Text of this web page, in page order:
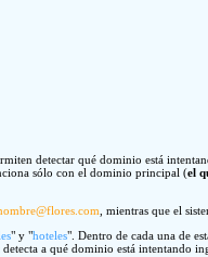
detectar qué dominio está
sólo con el dominio principal (el
, mientras que el
" y "hoteles". Dentro de cada una de
a qué dominio está intentando